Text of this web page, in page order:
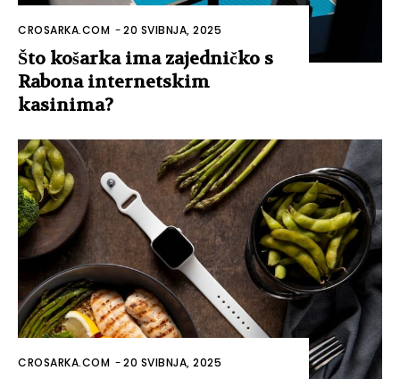
CROSARKA.COM -20 SVIBNJA, 2025
Što košarka ima zajedničko s
Rabona internetskim
kasinima?
CROSARKA.COM -20 SVIBNJA, 2025